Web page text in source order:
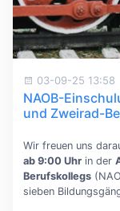
03-09-25 13:58
NAOB-
und Zweirad-
Wir freuen uns
ab 9:00 Uhrin der
Berufskollegs
sieben